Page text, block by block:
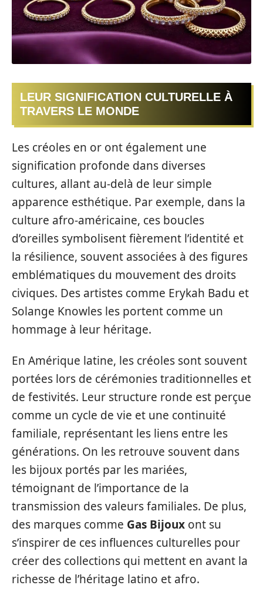
LEUR SIGNIFICATION CULTURELLE À
TRAVERS LE MONDE
Les créoles en or ont également une
signification profonde dans diverses
cultures, allant au-delà de leur simple
apparence esthétique. Par exemple, dans la
culture afro-américaine, ces boucles
d’oreilles symbolisent fièrement l’identité et
la résilience, souvent associées à des figures
emblématiques du mouvement des droits
civiques. Des artistes comme Erykah Badu et
Solange Knowles les portent comme un
hommage à leur héritage.
En Amérique latine, les créoles sont souvent
portées lors de cérémonies traditionnelles et
de festivités. Leur structure ronde est perçue
comme un cycle de vie et une continuité
familiale, représentant les liens entre les
générations. On les retrouve souvent dans
les bijoux portés par les mariées,
témoignant de l’importance de la
transmission des valeurs familiales. De plus,
des marques comme Gas Bijoux ont su
s’inspirer de ces influences culturelles pour
créer des collections qui mettent en avant la
richesse de l’héritage latino et afro.